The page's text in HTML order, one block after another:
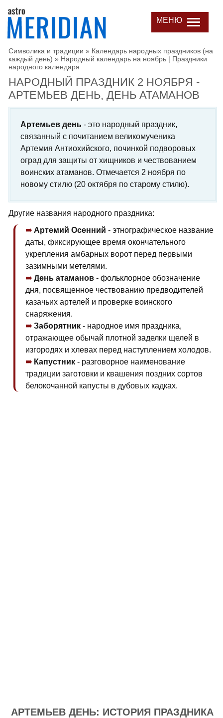
МЕНЮ
Символика и традиции » Календарь народных праздников (на
каждый день) » Народный календарь на ноябрь | Праздники
народного календаря
НАРОДНЫЙ ПРАЗДНИК 2 НОЯБРЯ -
АРТЕМЬЕВ ДЕНЬ, ДЕНЬ АТАМАНОВ
Артемьев день - это народный праздник,
связанный с почитанием великомученика
Артемия Антиохийского, починкой подворовых
оград для защиты от хищников и чествованием
воинских атаманов. Отмечается 2 ноября по
новому стилю (20 октября по старому стилю).
Другие названия народного праздника:
Артемий Осенний - этнографическое название
даты, фиксирующее время окончательного
укрепления амбарных ворот перед первыми
зазимными метелями.
День атаманов - фольклорное обозначение
дня, посвященное чествованию предводителей
казачьих артелей и проверке воинского
снаряжения.
Заборятник - народное имя праздника,
отражающее обычай плотной заделки щелей в
изгородях и хлевах перед наступлением холодов.
Капустник - разговорное наименование
традиции заготовки и квашения поздних сортов
белокочанной капусты в дубовых кадках.
АРТЕМЬЕВ ДЕНЬ: ИСТОРИЯ ПРАЗДНИКА